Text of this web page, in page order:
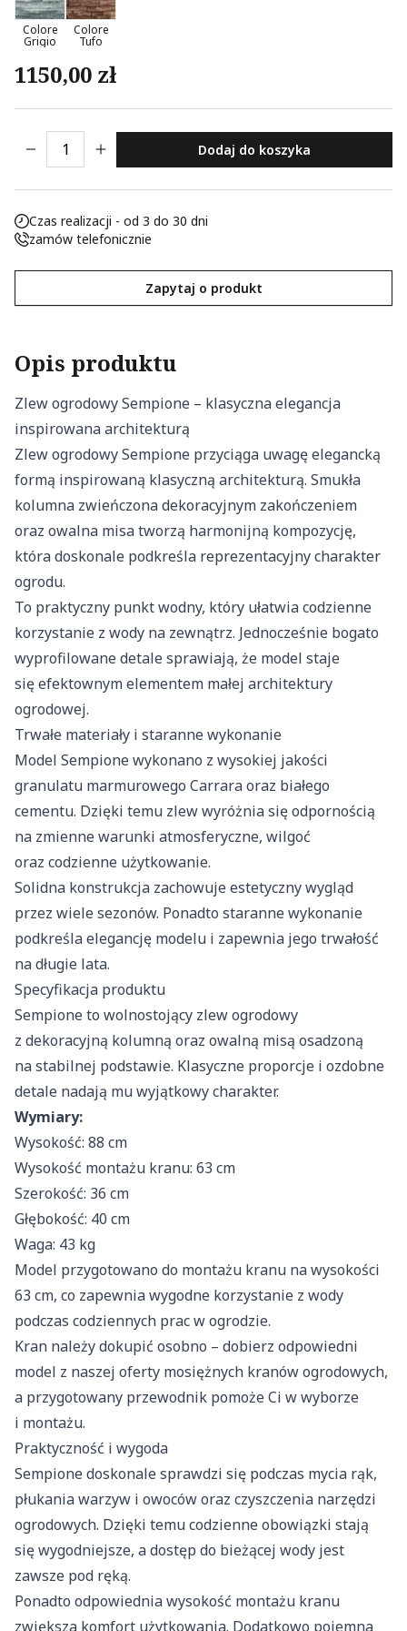
Colore
Grigio
Colore
Tufo
1150,00 zł
ilość Zlew ogrodowy SempioneDodaj do koszyka
Czas realizacji - od 3 do 30 dni
zamów telefonicznie
Zapytaj o produkt
Opis produktu
Zlew ogrodowy Sempione – klasyczna elegancja
inspirowana architekturą
Zlew ogrodowy Sempione przyciąga uwagę elegancką
formą inspirowaną klasyczną architekturą. Smukła
kolumna zwieńczona dekoracyjnym zakończeniem
oraz owalna misa tworzą harmonijną kompozycję,
która doskonale podkreśla reprezentacyjny charakter
ogrodu.
To praktyczny punkt wodny, który ułatwia codzienne
korzystanie z wody na zewnątrz. Jednocześnie bogato
wyprofilowane detale sprawiają, że model staje
się efektownym elementem małej architektury
ogrodowej.
Trwałe materiały i staranne wykonanie
Model Sempione wykonano z wysokiej jakości
granulatu marmurowego Carrara oraz białego
cementu. Dzięki temu zlew wyróżnia się odpornością
na zmienne warunki atmosferyczne, wilgoć
oraz codzienne użytkowanie.
Solidna konstrukcja zachowuje estetyczny wygląd
przez wiele sezonów. Ponadto staranne wykonanie
podkreśla elegancję modelu i zapewnia jego trwałość
na długie lata.
Specyfikacja produktu
Sempione to wolnostojący zlew ogrodowy
z dekoracyjną kolumną oraz owalną misą osadzoną
na stabilnej podstawie. Klasyczne proporcje i ozdobne
detale nadają mu wyjątkowy charakter.
Wymiary:
Wysokość: 88 cm
Wysokość montażu kranu: 63 cm
Szerokość: 36 cm
Głębokość: 40 cm
Waga: 43 kg
Model przygotowano do montażu kranu na wysokości
63 cm, co zapewnia wygodne korzystanie z wody
podczas codziennych prac w ogrodzie.
Kran należy dokupić osobno – dobierz odpowiedni
model z naszej oferty mosiężnych kranów ogrodowych,
a przygotowany przewodnik pomoże Ci w wyborze
i montażu.
Praktyczność i wygoda
Sempione doskonale sprawdzi się podczas mycia rąk,
płukania warzyw i owoców oraz czyszczenia narzędzi
ogrodowych. Dzięki temu codzienne obowiązki stają
się wygodniejsze, a dostęp do bieżącej wody jest
zawsze pod ręką.
Ponadto odpowiednia wysokość montażu kranu
zwiększa komfort użytkowania. Dodatkowo pojemna
Nieklasyfikowane pliki cookie, to pliki, które są w procesie
klasyfikowania, wraz z dostawcami poszczególnych
ciasteczek.
Zapisz moje preferencje
Akceptuj wszystko